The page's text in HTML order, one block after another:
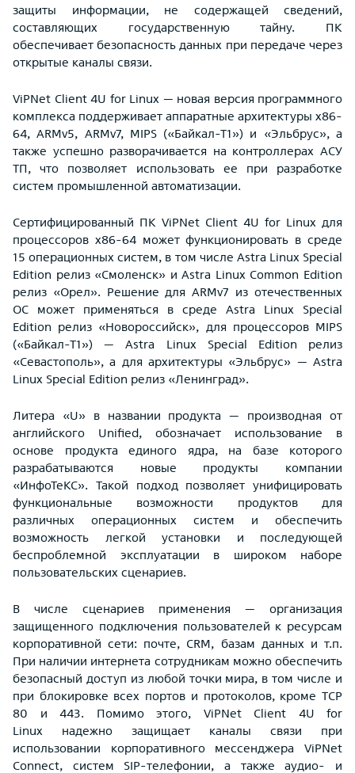
защиты информации, не содержащей сведений,
составляющих государственную тайну. ПК
обеспечивает безопасность данных при передаче через
открытые каналы связи.
ViPNet Client 4U for Linux — новая версия программного
комплекса поддерживает аппаратные архитектуры x86-
64, ARMv5, ARMv7, MIPS («Байкал-Т1») и «Эльбрус», а
также успешно разворачивается на контроллерах АСУ
ТП, что позволяет использовать ее при разработке
систем промышленной автоматизации.
Сертифицированный ПК ViPNet Client 4U for Linux для
процессоров x86-64 может функционировать в среде
15 операционных систем, в том числе Astra Linux Special
Edition релиз «Смоленск» и Astra Linux Common Edition
релиз «Орел». Решение для ARMv7 из отечественных
ОС может применяться в среде Astra Linux Special
Edition релиз «Новороссийск», для процессоров MIPS
(«Байкал-Т1») — Astra Linux Special Edition релиз
«Севастополь», а для архитектуры «Эльбрус» — Astra
Linux Special Edition релиз «Ленинград».
Литера «U» в названии продукта — производная от
английского Unified, обозначает использование в
основе продукта единого ядра, на базе которого
разрабатываются новые продукты компании
«ИнфоТеКС». Такой подход позволяет унифицировать
функциональные возможности продуктов для
различных операционных систем и обеспечить
возможность легкой установки и последующей
беспроблемной эксплуатации в широком наборе
пользовательских сценариев.
В числе сценариев применения — организация
защищенного подключения пользователей к ресурсам
корпоративной сети: почте, CRM, базам данных и т.п.
При наличии интернета сотрудникам можно обеспечить
безопасный доступ из любой точки мира, в том числе и
при блокировке всех портов и протоколов, кроме TCP
80 и 443. Помимо этого, ViPNet Client 4U for
Linux надежно защищает каналы связи при
использовании корпоративного мессенджера ViPNet
Connect, систем SIP-телефонии, а также аудио- и